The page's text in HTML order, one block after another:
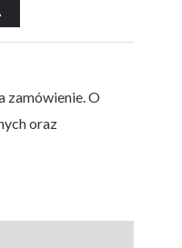
zamówienie. O
oraz